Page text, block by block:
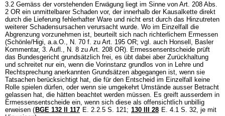
3.2 Gemäss der vorstehenden Erwägung liegt im Sinne von Art. 208 Abs.
2 OR ein unmittelbarer Schaden vor, der innerhalb der Kausalkette direkt
durch die Lieferung fehlerhafter Ware und nicht erst durch das Hinzutreten
weiterer Schadensursachen verursacht wurde. Wo im Einzelfall die
Abgrenzung vorzunehmen ist, beurteilt sich nach richterlichem Ermessen
(Schönle/Higi, a.a.O., N. 70 f. zu Art. 195 OR; vgl. auch Honsell, Basler
Kommentar, 3. Aufl., N. 8 zu Art. 208 OR). Ermessensentscheide prüft
das Bundesgericht grundsätzlich frei, es übt dabei aber Zurückhaltung
und schreitet nur ein, wenn die Vorinstanz grundlos von in Lehre und
Rechtsprechung anerkannten Grundsätzen abgegangen ist, wenn sie
Tatsachen berücksichtigt hat, die für den Entscheid im Einzelfall keine
Rolle spielen dürfen, oder wenn sie umgekehrt Umstände ausser Betracht
gelassen hat, die hätten beachtet werden müssen. Es greift ausserdem in
Ermessensentscheide ein, wenn sich diese als offensichtlich unbillig
erweisen ( BGE 132 II 117 E. 2.2.5 S. 121; 130 III 28 E. 4.1 S. 32, je mit